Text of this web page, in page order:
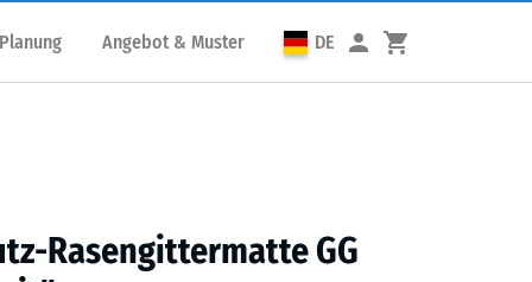
Angebot & Muster DE
Rasengittermatte GG